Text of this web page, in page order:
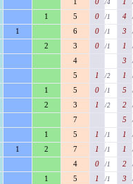
1 0 /4 1
1 5 0 /1 4
1 6 0 /1 3
2 3 0 /1 1
4 3
5 1 /2 1
1 5 0 /1 5
2 3 1 /2 2
7 5
1 5 1 /1 1
1 2 7 1 /1 1
4 0 /1 2
1 5 1 /1 3